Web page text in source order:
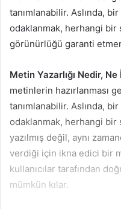
tanımlanabilir. Aslında,
odaklanmak, herhangi
görünürlüğü garanti
Metin Yazarlığı Nedir, Ne
metinlerin hazırlanması
tanımlanabilir. Aslında,
odaklanmak, herhangi bir
yazılmış değil, aynı
verdiği için ikna edici bir
kullanıcılar tarafından
mümkün kılar.